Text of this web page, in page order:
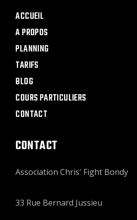
ACCUEIL
A PROPOS
PLANNING
TARIFS
BLOG
COURS PARTICULIERS
CONTACT
CONTACT
Association Chris' Fight Bondy
33 Rue Bernard Jussieu